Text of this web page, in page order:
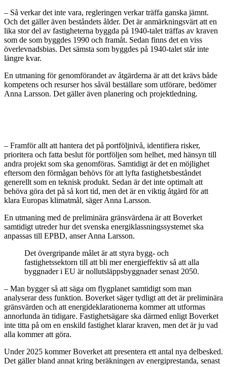
– Så verkar det inte vara, regleringen verkar träffa ganska jämnt.
Och det gäller även beståndets ålder. Det är anmärkningsvärt att en
lika stor del av fastigheterna byggda på 1940-talet träffas av kraven
som de som byggdes 1990 och framåt. Sedan finns det en viss
överlevnadsbias. Det sämsta som byggdes på 1940-talet står inte
längre kvar.
En utmaning för genomförandet av åtgärderna är att det krävs både
kompetens och resurser hos såväl beställare som utförare, bedömer
Anna Larsson. Det gäller även planering och projektledning.
– Framför allt att hantera det på portföljnivå, identifiera risker,
prioritera och fatta beslut för portföljen som helhet, med hänsyn till
andra projekt som ska genomföras. Samtidigt är det en möjlighet
eftersom den förmågan behövs för att lyfta fastighetsbeståndet
generellt som en teknisk produkt. Sedan är det inte optimalt att
behöva göra det på så kort tid, men det är en viktig åtgärd för att
klara Europas klimatmål, säger Anna Larsson.
En utmaning med de preliminära gränsvärdena är att Boverket
samtidigt utreder hur det svenska energiklassningssystemet ska
anpassas till EPBD, anser Anna Larsson.
Det övergripande målet är att styra bygg- och
fastighetssektorn till att bli mer energieffektiv så att alla
byggnader i EU är nollutsläppsbyggnader senast 2050.
– Man bygger så att säga om flygplanet samtidigt som man
analyserar dess funktion. Boverket säger tydligt att det är preliminära
gränsvärden och att energideklarationerna kommer att utformas
annorlunda än tidigare. Fastighetsägare ska därmed enligt Boverket
inte titta på om en enskild fastighet klarar kraven, men det är ju vad
alla kommer att göra.
Under 2025 kommer Boverket att presentera ett antal nya delbesked.
Det gäller bland annat kring beräkningen av energiprestanda, senast